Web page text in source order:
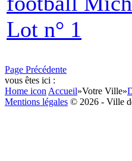
Lot n° 1
Page Précédente
vous êtes ici :
Home icon Accueil»Votre Ville»
Mentions légales © 2026 - Ville